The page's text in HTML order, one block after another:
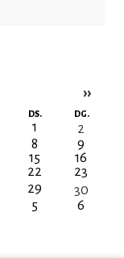
››
DS. DG.
1
2
8
9
15
16
22
23
29
30
5 6